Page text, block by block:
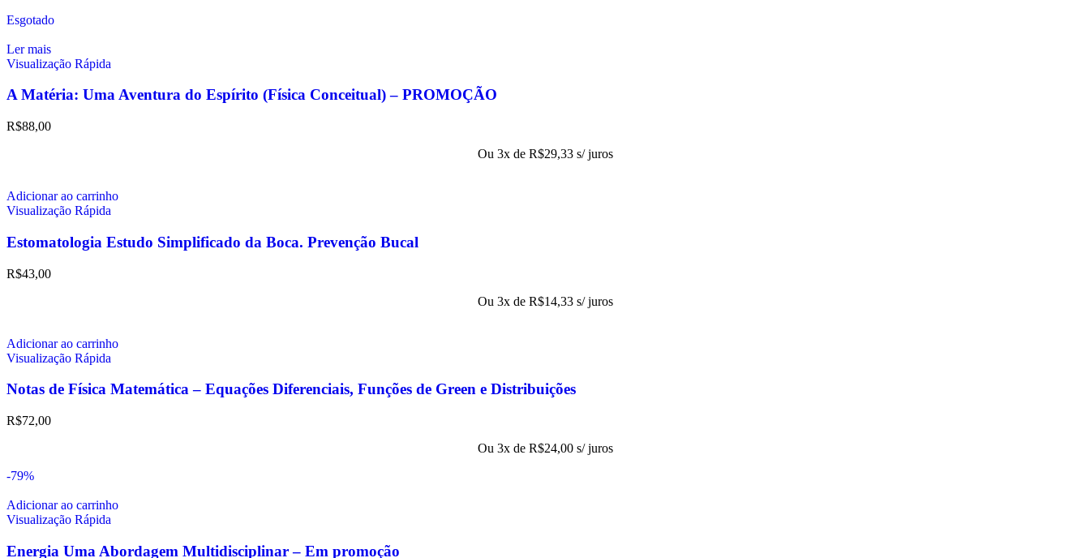
Esgotado
Ler mais
Visualização Rápida
A Matéria: Uma Aventura do Espírito (Física Conceitual) – PROMOÇÃO
R$88,00
Ou 3x de R$29,33 s/ juros
Adicionar ao carrinho
Visualização Rápida
Estomatologia Estudo Simplificado da Boca. Prevenção Bucal
R$43,00
Ou 3x de R$14,33 s/ juros
Adicionar ao carrinho
Visualização Rápida
Notas de Física Matemática – Equações Diferenciais, Funções de Green e Distribuições
R$72,00
Ou 3x de R$24,00 s/ juros
-79%
Adicionar ao carrinho
Visualização Rápida
Energia Uma Abordagem Multidisciplinar – Em promoção